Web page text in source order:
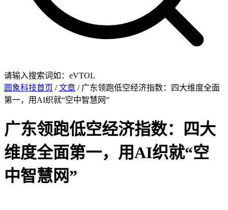
请输入搜索词如：eVTOL
圆象科技首页 /文章 / 广东领跑低空经济指数：四大维度全面
第一，用AI织就“空中智慧网”
广东领跑低空经济指数：四大
维度全面第一，用AI织就“空
中智慧网”